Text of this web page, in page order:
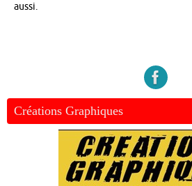
aussi.
Créations Graphiques